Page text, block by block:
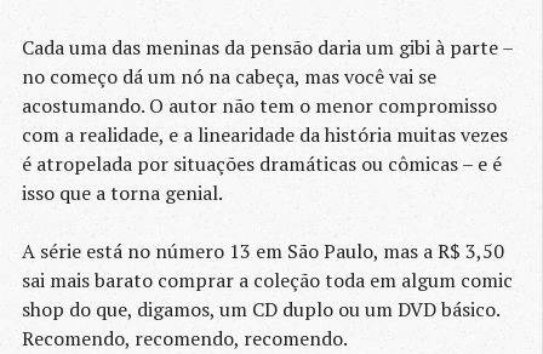
Cada uma das meninas da pensão daria um gibi à parte –
no começo dá um nó na cabeça, mas você vai se
acostumando. O autor não tem o menor compromisso
com a realidade, e a linearidade da história muitas vezes
é atropelada por situações dramáticas ou cômicas – e é
isso que a torna genial.
A série está no número 13 em São Paulo, mas a R$ 3,50
sai mais barato comprar a coleção toda em algum comic
shop do que, digamos, um CD duplo ou um DVD básico.
Recomendo, recomendo, recomendo.